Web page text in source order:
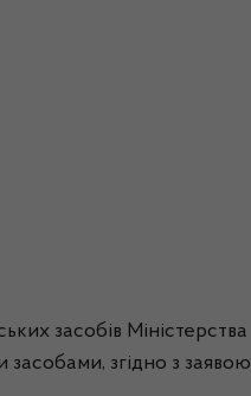
засобів Міністерства
засобами, згідно з заявою